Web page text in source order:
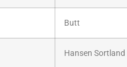
Butt
Hansen Sortland